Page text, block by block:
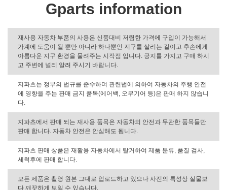
Gparts information
재사용 자동차 부품의 사용은 신품대비 저렴한 가격에 구입이 가능해서
가계에 도움이 될 뿐만 아니라 하나뿐인 지구를 살리는 길이고 후손에게
아름다운 지구 환경을 물려주는 시작점 입니다. 긍지를 가지고 구매 하시
고 주변에 널리 알려 주시기 바랍니다.
지파츠는 정부의 법규를 준수하며 관련법에 의하여 자동차의 주행 안전
에 영향을 주는 판매 금지 품목(에어백, 오무기어 등)은 판매 하지 않습니
다.
지파츠에서 판매 되는 재사용 품목은 자동차의 안전과 무관한 품목들만
판매 합니다. 자동차 안전은 안심해도 됩니다.
지파츠 판매 상품은 재활용 자동차에서 탈거하여 제품 분류, 품질 검사,
세척후에 판매 합니다.
모든 제품은 촬영 원본 그대로 업로드하고 있으나 사진의 특성상 실물보
다 깨끗하게 보일 수 있습니다.